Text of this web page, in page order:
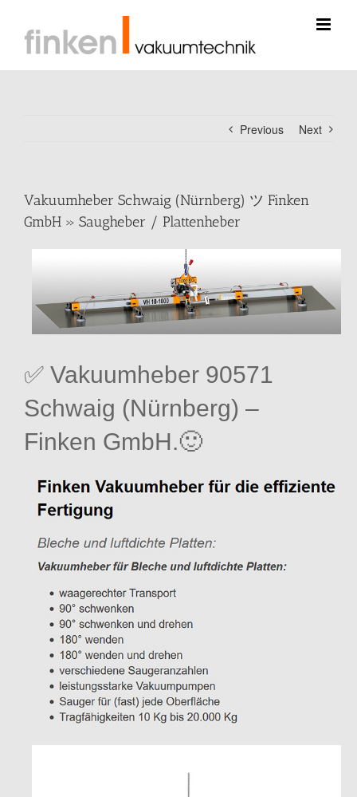
content
Previous Next
Vakuumheber Schwaig (Nürnberg) ツ Finken
GmbH » Saugheber / Plattenheber
✅ Vakuumheber 90571
Schwaig (Nürnberg) –
Finken GmbH.🙂